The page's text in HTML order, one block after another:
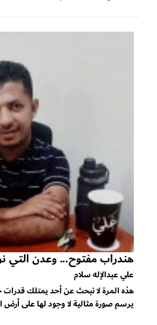
هندراب مفتوح... وعدن التي
علي عبدالإله سلام
هذه المرة لا نبحث عن أحد يمتلك
يرسم صورة مثالية لا وجود لها على أرض